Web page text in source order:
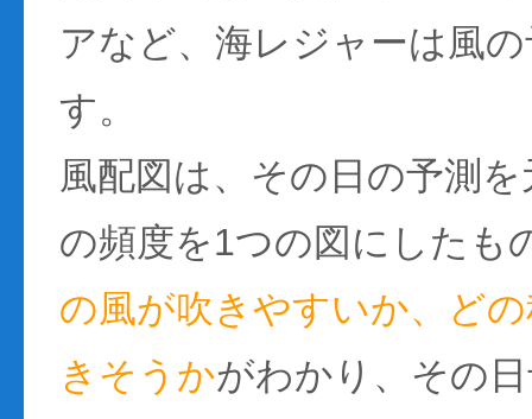
アなど、海レジャーは風
す。
風配図は、その日の予測
の頻度を1つの図にしたも
の風が吹きやすいか、ど
きそうかがわかり、その